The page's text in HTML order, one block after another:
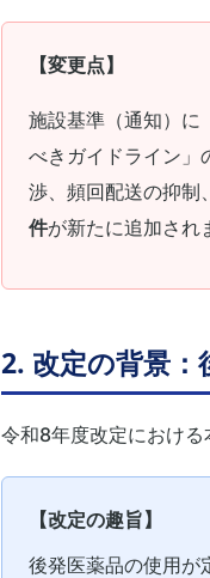
【変更点】
施設基準（通知）に
べきガイドライン」
渉、頻回配送の抑制
件が新たに追加され
2. 改定の背景：
令和8年度改定における
【改定の趣旨】
後発医薬品の使用が